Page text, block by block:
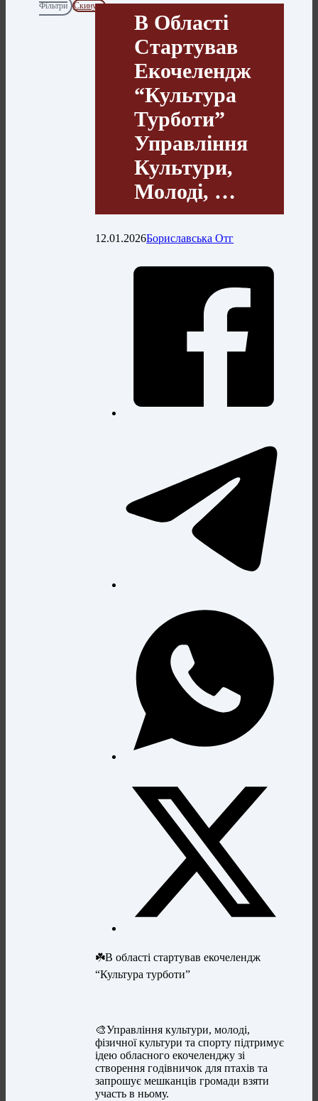
Фільтри
Скинути
В Області
Стартував
Екочелендж
“Культура
Турботи”
Управління
Культури,
Молоді, …
12.01.2026Бориславська Отг
☘️В області стартував екочелендж
“Культура турботи”
🎨Управління культури, молоді,
фізичної культури та спорту підтримує
ідею обласного екочеленджу зі
створення годівничок для птахів та
запрошує мешканців громади взяти
участь в ньому.